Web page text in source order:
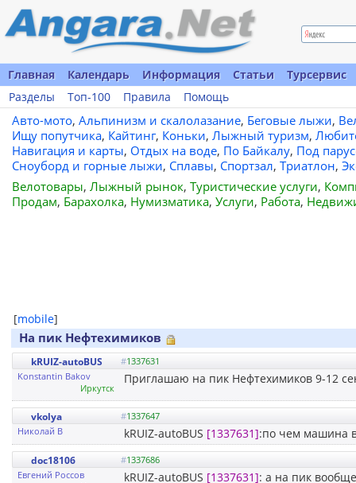
Главная Календарь Информация Статьи
Турсервис
Разделы
Топ-100 Правила Помощь
Авто-мото, Альпинизм и скалолазание, Беговые лыжи,
Ищу попутчика, Кайтинг, Коньки, Лыжный туризм,
Навигация и карты, Отдых на воде, По Байкалу, Под
Сноуборд и горные лыжи, Сплавы, Спортзал, Триатлон,
Велотовары, Лыжный рынок, Туристические услуги,
Продам, Барахолка, Нумизматика, Услуги, Работа,
[mobile]
На пик Нефтехимиков
kRUIZ-autoBUS #1337631
Konstantin Bakov
Иркутск
Приглашаю на пик Нефтехимиков 9-12
vkolya #1337647
Николай В
kRUIZ-autoBUS [1337631]:по чем машина
doc18106 #1337686
Евгений Россов
kRUIZ-autoBUS [1337631]: а на пик